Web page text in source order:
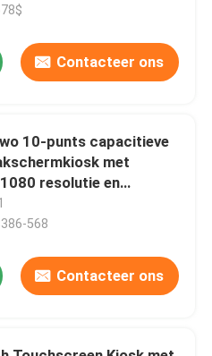
op
Contacteer ons
10-punts capacitieve
met
resolutie en
voor
en betaling
568
Contacteer ons